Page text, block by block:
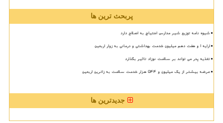
پربحث ترین ها
شیوه نامه توزیع شیر مدارس احتیاج به اصلاح دارد
ارایه ۱ و هفت دهم میلیون خدمت بهداشتی و درمانی به زوار اربعین
تغذیه پدر می تواند بر سلامت نوزاد تاثیر بگذارد
عرضه بیشتر از یک میلیون و ۵۴۴ هزار خدمت سلامت به زائرین اربعین
جدیدترین ها